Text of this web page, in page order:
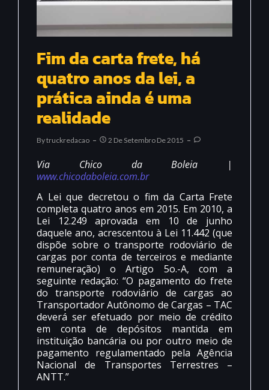
Fim da carta frete, há
quatro anos da lei, a
prática ainda é uma
realidade
ByTruckredacao 2 De Setembro De 2015
Via Chico da Boleia |
www.chicodaboleia.com.br
A Lei que decretou o fim da Carta Frete
completa quatro anos em 2015. Em 2010, a
Lei 12.249 aprovada em 10 de junho
daquele ano, acrescentou à Lei 11.442 (que
dispõe sobre o transporte rodoviário de
cargas por conta de terceiros e mediante
remuneração) o Artigo 5o.-A, com a
seguinte redação: “O pagamento do frete
do transporte rodoviário de cargas ao
Transportador Autônomo de Cargas – TAC
deverá ser efetuado por meio de crédito
em conta de depósitos mantida em
instituição bancária ou por outro meio de
pagamento regulamentado pela Agência
Nacional de Transportes Terrestres –
ANTT.”